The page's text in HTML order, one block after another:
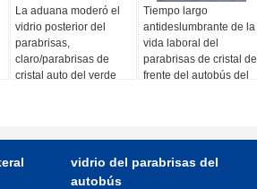
La aduana moderó el
vidrio posterior del
parabrisas,
claro/parabrisas de
cristal auto del verde
Tiempo largo
antideslumbrante de la
vida laboral del
parabrisas de cristal del
frente del autobús del
vidrio del parabrisas del
autobús